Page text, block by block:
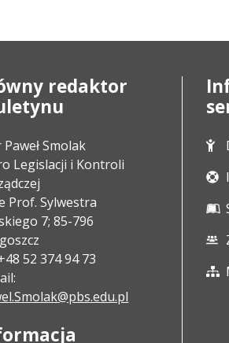
redaktor
Smolak
Legislacji i Kontroli
Prof. Sylwestra
7; 85-796
52 374 94 73